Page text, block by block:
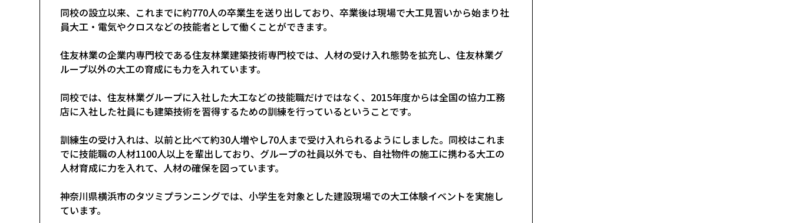
同校の設立以来、これまでに約770人の卒業生を送り出しており、卒業後は現場で大工見習いから始まり社
員大工・電気やクロスなどの技能者として働くことができます。
住友林業の企業内専門校である住友林業建築技術専門校では、人材の受け入れ態勢を拡充し、住友林業グ
ループ以外の大工の育成にも力を入れています。
同校では、住友林業グループに入社した大工などの技能職だけではなく、2015年度からは全国の協力工務
店に入社した社員にも建築技術を習得するための訓練を行っているということです。
訓練生の受け入れは、以前と比べて約30人増やし70人まで受け入れられるようにしました。同校はこれま
でに技能職の人材1100人以上を輩出しており、グループの社員以外でも、自社物件の施工に携わる大工の
人材育成に力を入れて、人材の確保を図っています。
神奈川県横浜市のタツミプランニングでは、小学生を対象とした建設現場での大工体験イベントを実施し
ています。